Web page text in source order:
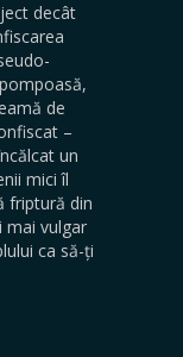
decât
de
–
un
mici îl
friptură din
mai vulgar
ca să-ți